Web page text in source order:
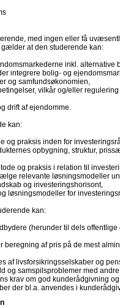
med ingen eller få
at den studerende kan:
inkl. alternative
integrere bolig- og
og samfundsøkonomien,
vilkår og/eller
drift af ejendomme.
kan:
og praksis inden for
opbygning, struktur,
og praksis i relation til
relevante løsningsmodeller
og investeringshorisont,
løsningsmodeller for
kan:
(herunder til dels
af pris på de mest
af livsforsikringsselskaber og
og samspilsproblemer med
krav om god kunderådgivning
der bl.a. anvendes i